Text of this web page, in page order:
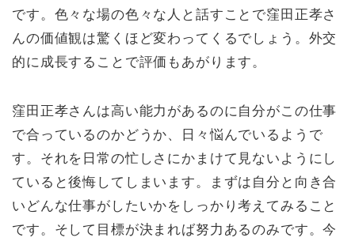
です。色々な場の色々な人と話すことで窪田正孝さ
んの価値観は驚くほど変わってくるでしょう。外交
的に成長することで評価もあがります。
窪田正孝さんは高い能力があるのに自分がこの仕事
で合っているのかどうか、日々悩んでいるようで
す。それを日常の忙しさにかまけて見ないようにし
ていると後悔してしまいます。まずは自分と向き合
いどんな仕事がしたいかをしっかり考えてみること
です。そして目標が決まれば努力あるのみです。今